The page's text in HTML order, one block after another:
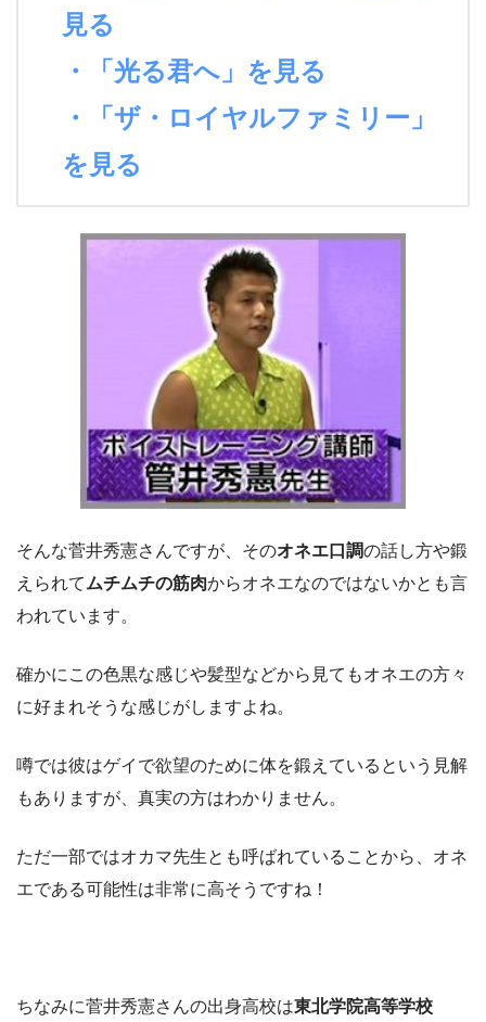
見る
・「光る君へ」を見る
・「ザ・ロイヤルファミリー」
を見る
そんな菅井秀憲さんですが、そのオネエ口調の話し方や鍛
えられてムチムチの筋肉からオネエなのではないかとも言
われています。
確かにこの色黒な感じや髪型などから見てもオネエの方々
に好まれそうな感じがしますよね。
噂では彼はゲイで欲望のために体を鍛えているという見解
もありますが、真実の方はわかりません。
ただ一部ではオカマ先生とも呼ばれていることから、オネ
エである可能性は非常に高そうですね！
ちなみに菅井秀憲さんの出身高校は東北学院高等学校